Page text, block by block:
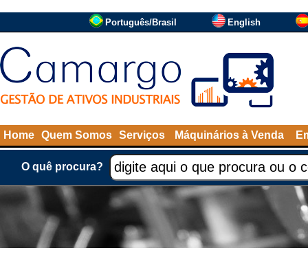
Português/Brasil English
Home Quem Somos Serviços Máquinários à Venda
O quê procura?